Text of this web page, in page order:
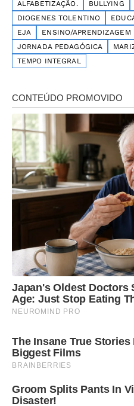
ALFABETIZAÇÃO. BULLYING
DIOGENES TOLENTINO
EJA
ENSINO/APRENDIZAGEM
JORNADA PEDAGÓGICA
TEMPO INTEGRAL